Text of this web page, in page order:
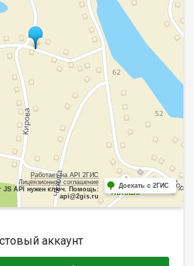
Работает на API 2ГИС
Лицензионное соглашение
JS API нужен ключ. Помощь:
api@2gis.ru
Доехать с 2ГИС
аккаунт